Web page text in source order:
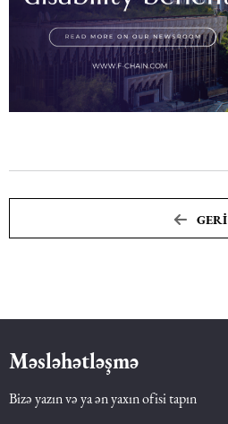
Dəniz hüququ
İdman hüququ
GERI
Məsləhətləşmə
Bizə yazın və ya ən yaxın ofisi tapın